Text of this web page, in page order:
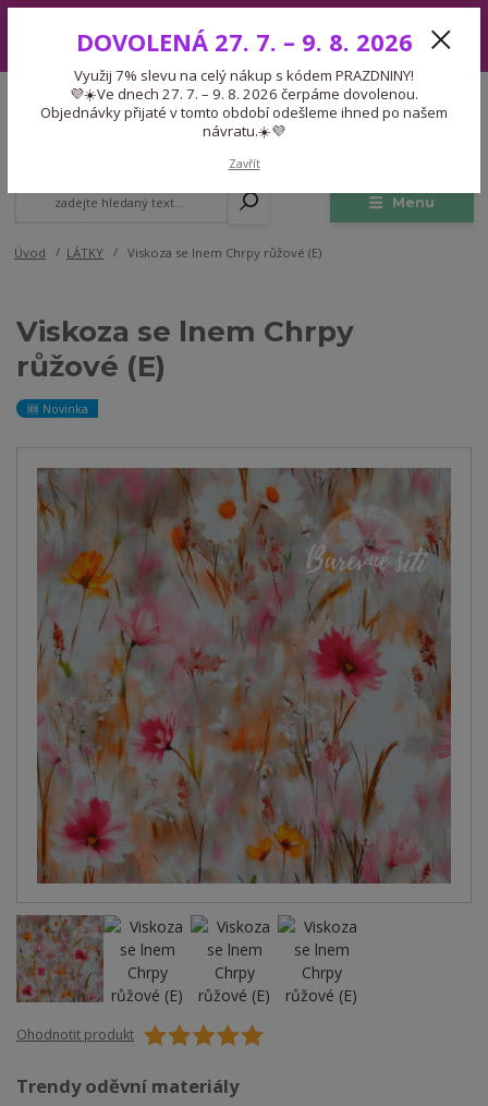
7. – 9. 8. 2026 čerpáme dovolenou. Objednávky přijaté v tomto období
odešleme ihned po našem návratu.☀️💜
Menu
CZK
Expedice 775 866 913
Po-Čt 9-15:30 Pá 9-14:30 Pauza 13-13:45
Úvod LÁTKY Viskoza se lnem Chrpy růžové (E)
Viskoza se lnem Chrpy
růžové (E)
🆕 Novinka
Ohodnotit produkt
Trendy oděvní materiály
DOVOLENÁ 27. 7. – 9. 8. 2026
Využij 7% slevu na celý nákup s kódem PRAZDNINY!
💜☀️Ve dnech 27. 7. – 9. 8. 2026 čerpáme dovolenou.
Objednávky přijaté v tomto období odešleme ihned po našem
návratu.☀️💜
Zavřít